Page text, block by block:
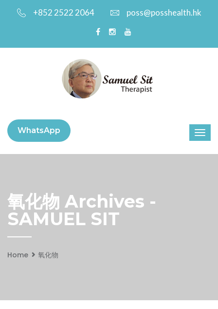
+852 2522 2064 poss@posshealth.hk
WhatsApp
氧化物 Archives -
SAMUEL SIT
Home 氧化物